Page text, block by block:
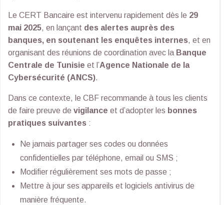
Le CERT Bancaire est intervenu rapidement dès le 29
mai 2025, en lançant des alertes auprès des
banques, en soutenant les enquêtes internes, et en
organisant des réunions de coordination avec la Banque
Centrale de Tunisie et l’Agence Nationale de la
Cybersécurité (ANCS).
Dans ce contexte, le CBF recommande à tous les clients
de faire preuve de vigilance et d’adopter les bonnes
pratiques suivantes :
Ne jamais partager ses codes ou données
confidentielles par téléphone, email ou SMS ;
Modifier régulièrement ses mots de passe ;
Mettre à jour ses appareils et logiciels antivirus de
manière fréquente.